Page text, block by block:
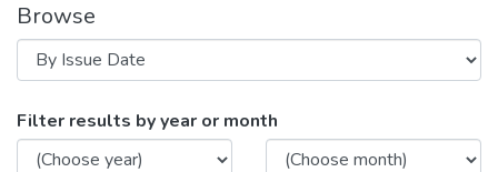
Browse
Browsing Facultad de Odontología by
Filter results by year or month